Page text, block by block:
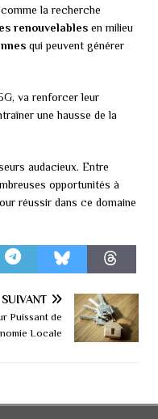
la recherche
renouvelables en milieu
qui peuvent générer
va renforcer leur
une hausse de la
audacieux. Entre
opportunités à
réussir dans ce domaine
SUIVANT
Puissant de
Locale